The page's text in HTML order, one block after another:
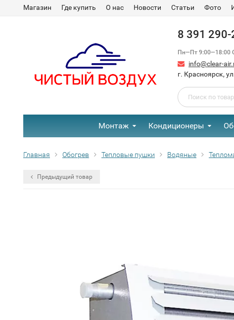
Магазин Где купить О нас Новости Статьи Фото
8 391 290-
Пн—Пт 9:00—18:00
info@clear-
г. Красноярск,
Монтаж Кондиционеры
Главная Обогрев Тепловые пушки Водяные
Предыдущий товар